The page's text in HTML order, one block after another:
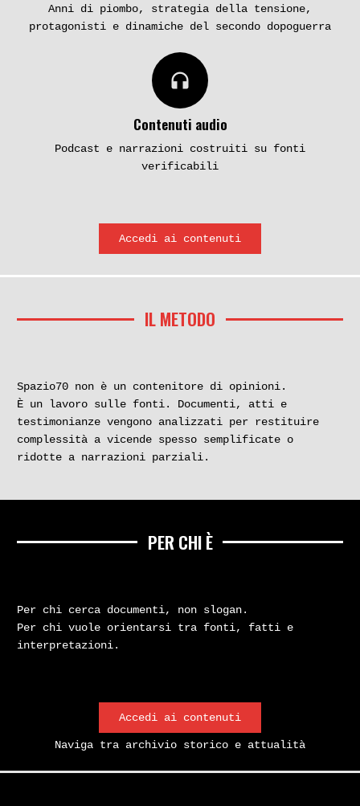
Anni di piombo, strategia della tensione,
protagonisti e dinamiche del secondo dopoguerra
headphones
Contenuti audio
Podcast e narrazioni costruiti su fonti
verificabili
Accedi ai contenuti
IL METODO
Spazio70 non è un contenitore di opinioni.
È un lavoro sulle fonti. Documenti, atti e
testimonianze vengono analizzati per restituire
complessità a vicende spesso semplificate o
ridotte a narrazioni parziali.
PER CHI È
Per chi cerca documenti, non slogan.
Per chi vuole orientarsi tra fonti, fatti e
interpretazioni.
Accedi ai contenuti
Naviga tra archivio storico e attualità